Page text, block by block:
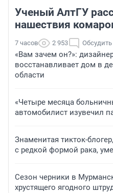
Ученый АлтГУ
нашествия
7 часов 2 953 Обсудить
«Вам зачем он?»:
восстанавливает дом в
области
«Четыре месяца
автомобилист изувечил
Знаменитая тикток-
с редкой формой рака,
Сезон черники в
хрустящего ягодного